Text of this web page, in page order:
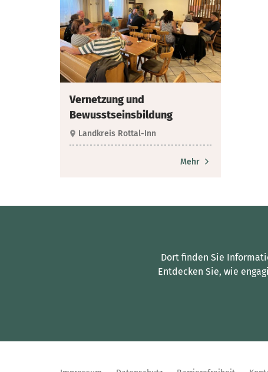
Vernetzung und
Bewusstseinsbildung
Landkreis Rottal-Inn
Mehr
Dort finden Sie
Entdecken Sie, wie